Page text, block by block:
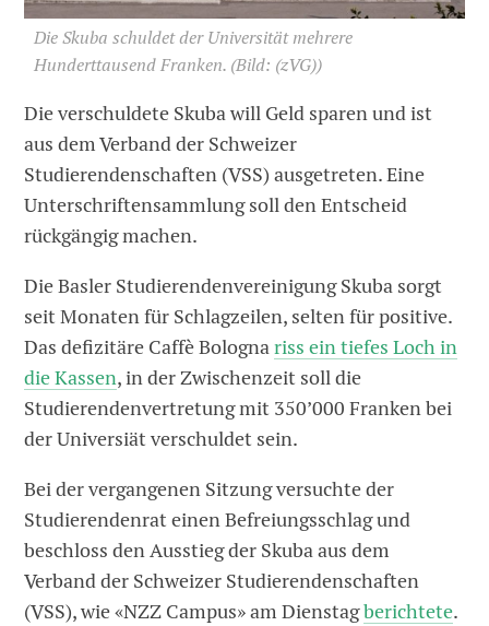
Die Skuba schuldet der Universität mehrere
Hunderttausend Franken. (Bild: (zVG))
Die verschuldete Skuba will Geld sparen und ist
aus dem Verband der Schweizer
Studierendenschaften (VSS) ausgetreten. Eine
Unterschriftensammlung soll den Entscheid
rückgängig machen.
Die Basler Studierendenvereinigung Skuba sorgt
seit Monaten für Schlagzeilen, selten für positive.
Das defizitäre Caffè Bolognariss ein tiefes Loch in
die Kassen, in der Zwischenzeit soll die
Studierendenvertretung mit 350’000 Franken bei
der Universiät verschuldet sein.
Bei der vergangenen Sitzung versuchte der
Studierendenrat einen Befreiungsschlag und
beschloss den Ausstieg der Skuba aus dem
Verband der Schweizer Studierendenschaften
(VSS), wie «NZZ Campus» am Dienstagberichtete.